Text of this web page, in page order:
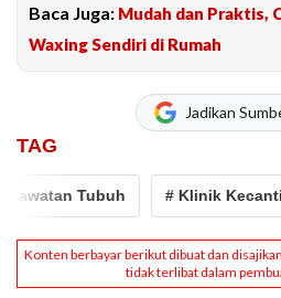
Baca Juga: Mudah dan Praktis,
Waxing Sendiri di Rumah
Jadikan
TAG
Tubuh # Klinik